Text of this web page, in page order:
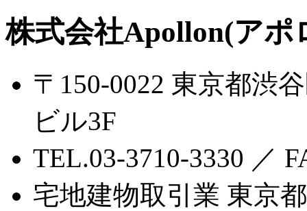
株式会社Apollon(アポ
〒150-0022 東京都渋
ビル3F
TEL.03-3710-3330 ／
宅地建物取引業 東京